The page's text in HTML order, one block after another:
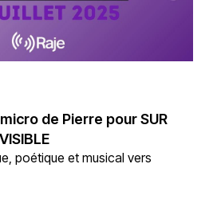
de Pierre pour SUR
poétique et musical vers